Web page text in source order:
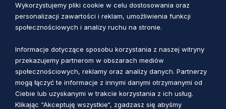
Wykorzystujemy pliki cookie w celu dostosowania oraz
personalizacji zawartości i reklam, umożliwienia funkcji
społecznościowych i analizy ruchu na stronie.
Informacje dotyczące sposobu korzystania z naszej witryny
przekazujemy partnerom w obszarach mediów
społecznościowych, reklamy oraz analizy danych. Partnerzy
mogą łączyć te informacje z innymi danymi otrzymanymi od
Ciebie lub uzyskanymi w trakcie korzystania z ich usług.
Klikając “Akceptuję wszystkie“, zgadzasz się abyśmy